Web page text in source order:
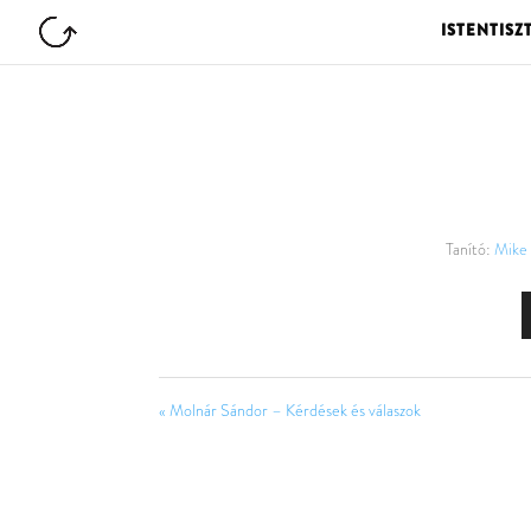
Tanító: Mike
« Molnár Sándor – Kérdések és válaszok